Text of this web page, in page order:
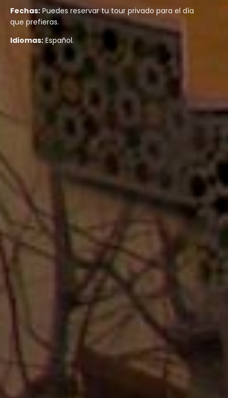
Fechas: Puedes reservar tu tour privado para el día
que prefieras.
Idiomas: Español.